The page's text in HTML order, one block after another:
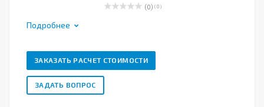
(0) ( 0 )
Подробнее
ЗАКАЗАТЬ РАСЧЕТ СТОИМОСТИ
ЗАДАТЬ ВОПРОС